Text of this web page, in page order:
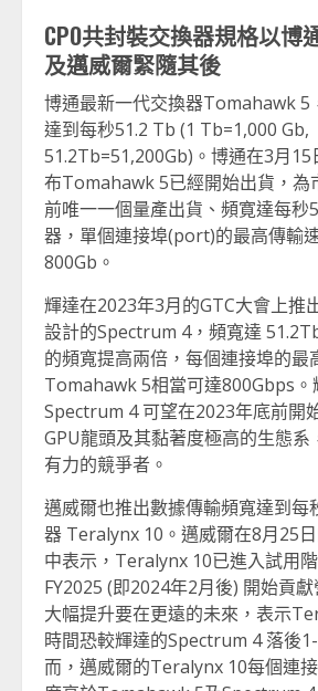
CPO共封裝交換器規格以博
及邁威爾緊隨其後
博通最新一代交換器Tomahawk 5
達到每秒51.2 Tb (1 Tb=1,000 Gb,
51.2Tb=51,200Gb)。博通在3月15
布Tomahawk 5已經開始出貨，為
前唯一一個量產出貨、頻寛達每秒
器，單個連接埠(port)的最高傳輸
800Gb。
輝達在2023年3月的GTC大會上推
設計的Spectrum 4，頻寬達
的頻寬提高兩倍，每個連接埠的最
Tomahawk 5相當可達800Gbps。
Spectrum 4 可望在2023年底前開
GPU龍頭及其黏著度極高的生態系
有力的競爭者。
邁威爾也推出數據傳輸頻寬達到每
器 Teralynx 10。邁威爾在8月25
中表示，Teralynx 10已進入試用
FY2025 (即2024年2月後) 開始貢
大幅提升要在更遠的未來，表示
時間恐較輝達的Spectrum 4 落後
而，邁威爾的Teralynx 10每個連